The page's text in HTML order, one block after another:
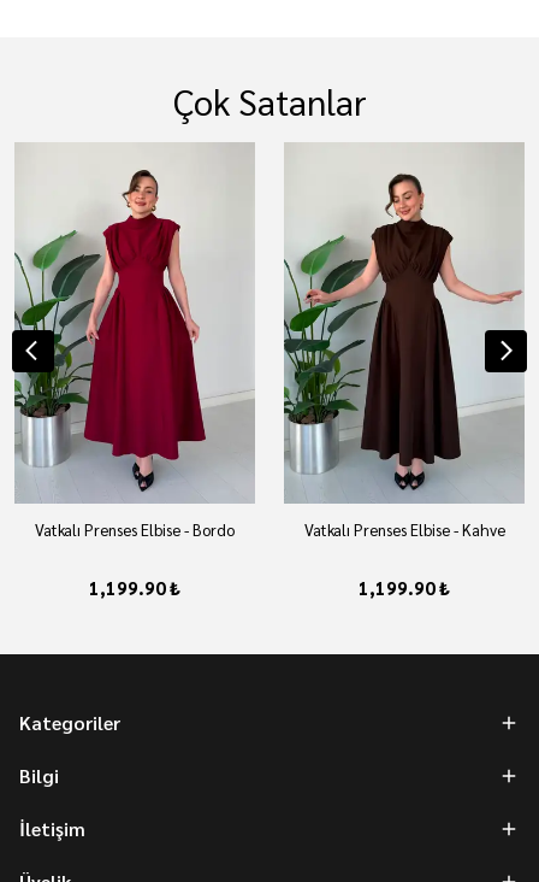
Çok Satanlar
Vatkalı Prenses Elbise - Bordo
1,199.90 ₺
Vatkalı Prenses Elbise - Kahve
1,199.90 ₺
Kategoriler
Bilgi
İletişim